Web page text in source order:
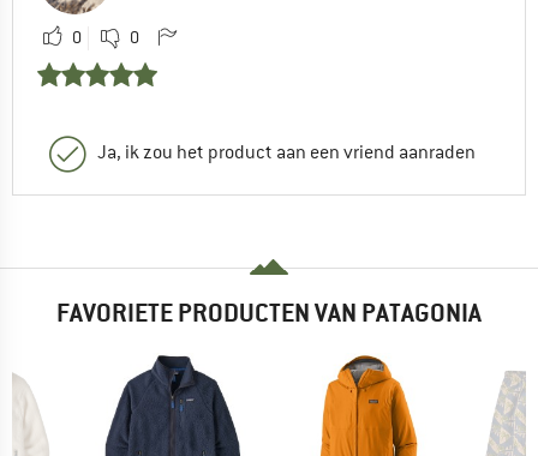
0 0
Ja, ik zou het product aan een vriend aanraden
FAVORIETE PRODUCTEN VAN PATAGONIA